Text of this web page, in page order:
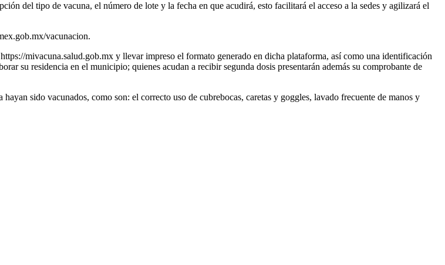
del tipo de vacuna, el número de lote y la fecha en que acudirá, esto facilitará el acceso a la sedes y agilizará el
vacunacion.
mivacuna.salud.gob.mx y llevar impreso el formato generado en dicha plataforma, así como una identificación
su residencia en el municipio; quienes acudan a recibir segunda dosis presentarán además su comprobante de
sido vacunados, como son: el correcto uso de cubrebocas, caretas y goggles, lavado frecuente de manos y